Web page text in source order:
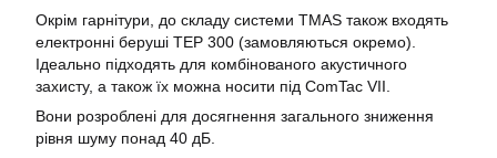
Окрім гарнітури, до складу системи TMAS також входять
електронні беруші TEP 300 (замовляються окремо).
Ідеально підходять для комбінованого акустичного
захисту, а також їх можна носити під ComTac VII.
Вони розроблені для досягнення загального зниження
рівня шуму понад 40 дБ.